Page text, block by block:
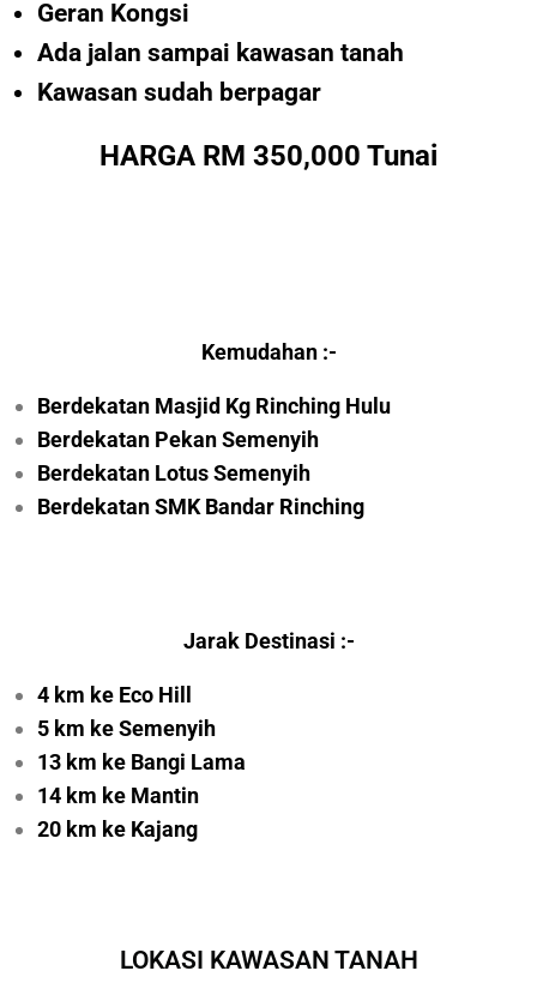
Geran Kongsi
Ada jalan sampai kawasan tanah
Kawasan sudah berpagar
HARGA RM 350,000 Tunai
Kemudahan :-
Berdekatan Masjid Kg Rinching Hulu
Berdekatan Pekan Semenyih
Berdekatan Lotus Semenyih
Berdekatan SMK Bandar Rinching
Jarak Destinasi :-
4 km ke Eco Hill
5 km ke Semenyih
13 km ke Bangi Lama
14 km ke Mantin
20 km ke Kajang
LOKASI KAWASAN TANAH